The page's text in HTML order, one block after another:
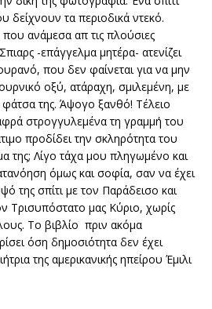
τα περιοδικά ντεκό.
ανάμεσα απ τις πλούσιες
-επάγγελμα μητέρα- ατενίζει
που δεν φαίνεται για να μην
οξύ, ατάραχη, σμιλεμένη, με
φάτσα της. Άψογο ξανθό! Τέλειο
στρογγυλεμένα τη γραμμή του
προδίδει την σκληρότητα του
της; Λίγο τάχα μου πληγωμένο και
όμως και σοφία, σαν να έχει
της σπίτι με τον Παράδεισο και
Τρισυπόστατο μας Κύριο, χωρίς
Το βιβλίο πριν ακόμα
όση δημοσιότητα δεν έχει
της αμερικανικής ηπείρου Έμιλι